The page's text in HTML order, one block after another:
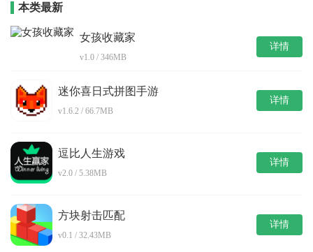
本类最新
女孩收藏家
v1.0 / 346MB
详情
迷你喜日式拼图手游
v1.6.2 / 66.7MB
详情
逗比人生游戏
v2.0 / 5.38MB
详情
方块射击匹配
v0.1 / 32.43MB
详情